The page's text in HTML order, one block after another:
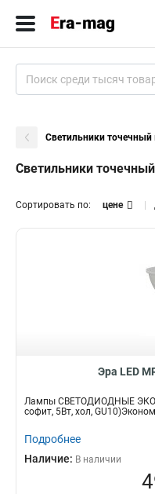
Светильники
Светильники
Сортировать по: цене
Эра LED
Лампы СВЕТОДИОДНЫЕ ЭКО
софит, 5Вт, хол,
Подробнее
Наличие: В наличии